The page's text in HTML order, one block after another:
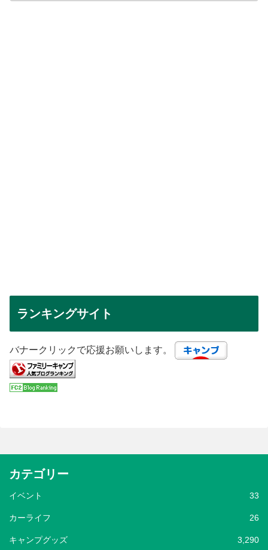
ランキングサイト
バナークリックで応援お願いします。
カテゴリー
イベント 33
カーライフ 26
キャンプグッズ 3,290